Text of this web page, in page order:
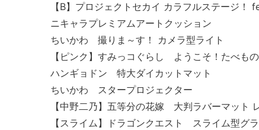
【B】プロジェクトセカイ カラフルステージ
ニキャラプレミアムアートクッション
ちいかわ 撮りま～す！ カメラ型ライト
【ピンク】すみっコぐらし ようこそ！たべも
ハンギョドン 特大ダイカットマット
ちいかわ スタープロジェクター
【中野二乃】五等分の花嫁 大判ラバーマット
【スライム】ドラゴンクエスト スライム型グ